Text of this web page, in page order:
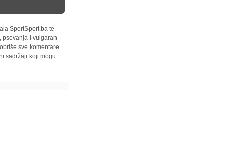
SportSport.ba te
psovanja i vulgaran
sve komentare
sadržaji koji mogu